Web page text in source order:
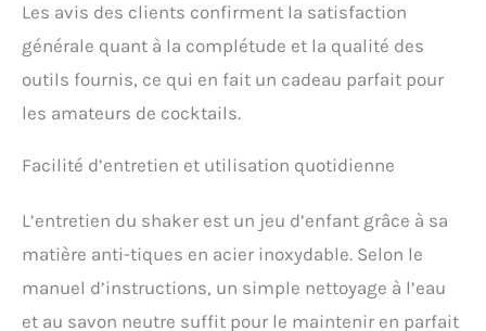
Les avis des clients confirment la satisfaction
générale quant à la complétude et la qualité des
outils fournis, ce qui en fait un cadeau parfait pour
les amateurs de cocktails.
Facilité d’entretien et utilisation quotidienne
L’entretien du shaker est un jeu d’enfant grâce à sa
matière anti-tiques en acier inoxydable. Selon le
manuel d’instructions, un simple nettoyage à l’eau
et au savon neutre suffit pour le maintenir en parfait